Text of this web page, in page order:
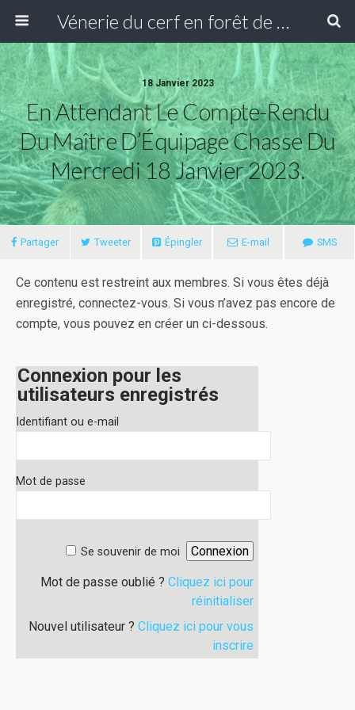
Vénerie du cerf en forêt de Compiègne
18 Janvier 2023
En Attendant Le Compte-Rendu
Du Maître D’Équipage Chasse Du
Mercredi 18 Janvier 2023.
Partager Tweeter Épingler E-mail SMS
Ce contenu est restreint aux membres. Si vous êtes déjà
enregistré, connectez-vous. Si vous n’avez pas encore de
compte, vous pouvez en créer un ci-dessous.
Connexion pour les
utilisateurs enregistrés
Identifiant ou e-mail
Mot de passe
Se souvenir de moi
Mot de passe oublié ? Cliquez ici pour
réinitialiser
Nouvel utilisateur ? Cliquez ici pour vous
inscrire